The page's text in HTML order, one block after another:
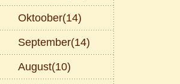
Oktoober(14)
September(14)
August(10)